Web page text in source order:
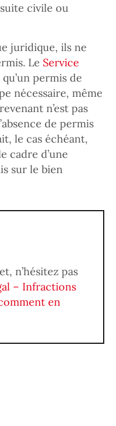
civile ou
juridique, ils ne
Le Service
permis de
nécessaire, même
n’est pas
de permis
le cas échéant,
cadre d’une
sur le bien
n’hésitez pas
– Infractions
en